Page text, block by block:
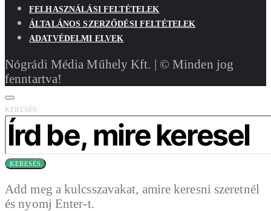
FELHASZNÁLÁSI FELTÉTELEK
ÁLTALÁNOS SZERZŐDÉSI FELTÉTELEK
ADATVÉDELMI ELVEK
Nógrádi Média Műhely Kft. | © Minden jog
fenntartva!
KERESÉS:
KERESÉS
Add meg a kulcsszavakat, amire keresni szeretnél
és nyomj Enter-t.